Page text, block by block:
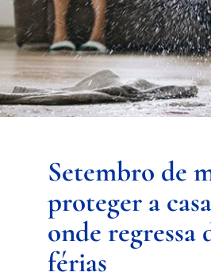
Setembro de
proteger a
onde regressa
férias